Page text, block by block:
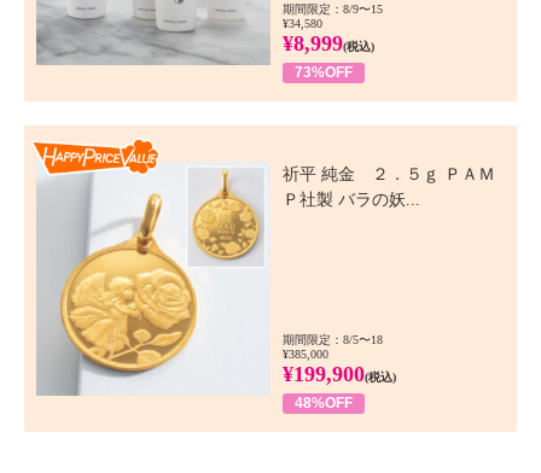
期間限定：8/9〜15
¥34,580
¥8,999(税込)
73%OFF
祈平 純金 ２．５ｇ ＰＡＭ
Ｐ社製 バラの妖...
期間限定：8/5〜18
¥385,000
¥199,900(税込)
48%OFF